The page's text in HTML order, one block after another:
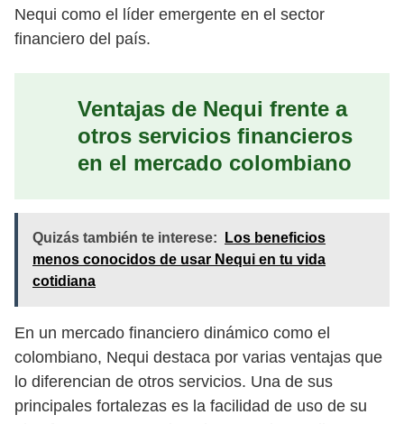
Nequi como el líder emergente en el sector
financiero del país.
Ventajas de Nequi frente a
otros servicios financieros
en el mercado colombiano
Quizás también te interese:
Los beneficios
menos conocidos de usar Nequi en tu vida
cotidiana
En un mercado financiero dinámico como el
colombiano, Nequi destaca por varias ventajas que
lo diferencian de otros servicios. Una de sus
principales fortalezas es la facilidad de uso de su